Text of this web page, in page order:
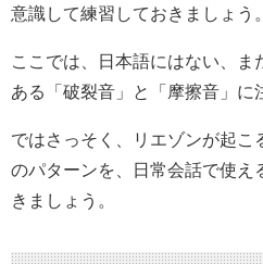
意識して練習しておきましょう。
ここでは、日本語にはない、
ある「破裂音」と「摩擦音」に
ではさっそく、リエゾンが起こ
のパターンを、日常会話で使え
きましょう。